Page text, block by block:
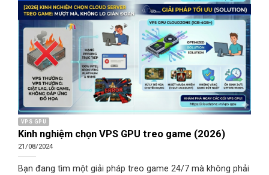
VPS GPU
Kinh nghiệm chọn VPS GPU treo game (2026)
21/08/2024
Bạn đang tìm một giải pháp treo game 24/7 mà không phải